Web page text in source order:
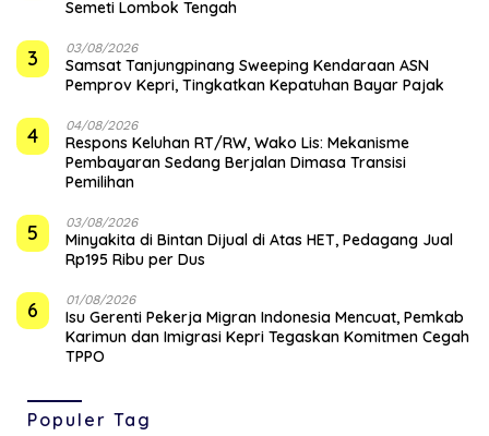
Semeti Lombok Tengah
3 03/08/2026
Samsat Tanjungpinang Sweeping Kendaraan ASN
Pemprov Kepri, Tingkatkan Kepatuhan Bayar Pajak
4 04/08/2026
‎Respons Keluhan RT/RW, Wako Lis: Mekanisme
Pembayaran Sedang Berjalan Dimasa Transisi
Pemilihan
5 03/08/2026
Minyakita di Bintan Dijual di Atas HET, Pedagang Jual
Rp195 Ribu per Dus
6 01/08/2026
Isu Gerenti Pekerja Migran Indonesia Mencuat, Pemkab
Karimun dan Imigrasi Kepri Tegaskan Komitmen Cegah
TPPO
Populer Tag